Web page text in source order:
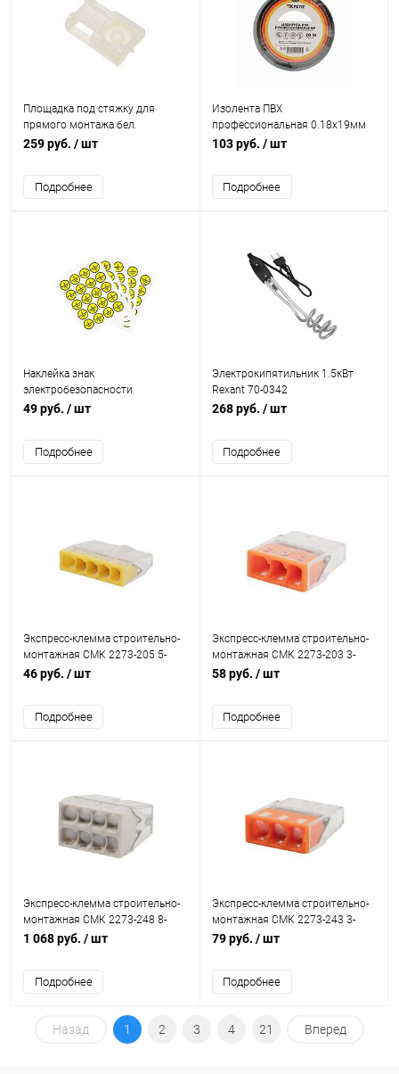
Площадка под стяжку для
прямого монтажа бел.
(уп.100шт) REXANT 07-2107
259 руб. / шт
Подробнее
Изолента ПВХ
профессиональная 0.18х19мм
20м сер. Kranz KR-09-2808
103 руб. / шт
Подробнее
Наклейка знак
электробезопасности
"Заземление" d20мм (20шт на
49 руб. / шт
Подробнее
Электрокипятильник 1.5кВт
Rexant 70-0342
268 руб. / шт
Подробнее
Экспресс-клемма строительно-
монтажная СМК 2273-205 5-
проводная 0.5-2.5кв.мм
46 руб. / шт
Подробнее
Экспресс-клемма строительно-
монтажная СМК 2273-203 3-
проводная 0.5-2.5кв.мм
58 руб. / шт
Подробнее
Экспресс-клемма строительно-
монтажная СМК 2273-248 8-
проводная 0.5-2.5кв.мм с
1 068 руб. / шт
Подробнее
Экспресс-клемма строительно-
монтажная СМК 2273-243 3-
проводная 0.5-2.5кв.мм с
3217-5
79 руб. / шт
Подробнее
Назад 1 2 3 4 21 Вперед